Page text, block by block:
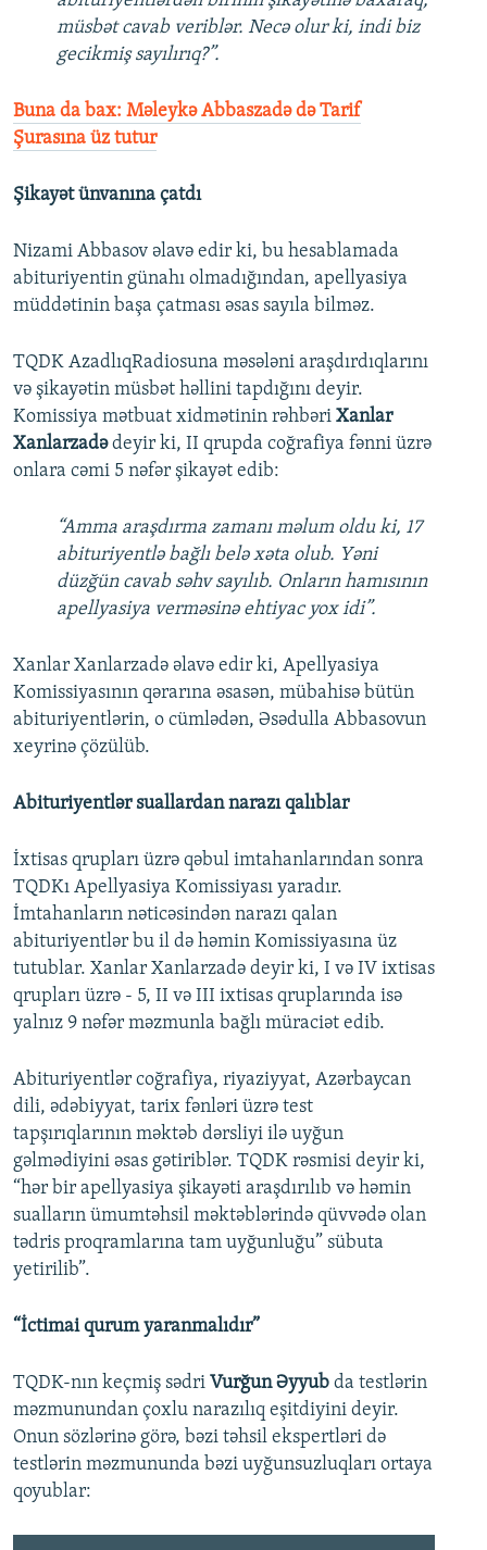
müsbət cavab veriblər. Necə olur ki, indi biz
gecikmiş sayılırıq?”.
Buna da bax: Məleykə Abbaszadə də Tarif
Şurasına üz tutur
Şikayət ünvanına çatdı
Nizami Abbasov əlavə edir ki, bu hesablamada
abituriyentin günahı olmadığından, apellyasiya
müddətinin başa çatması əsas sayıla bilməz.
TQDK AzadlıqRadiosuna məsələni araşdırdıqlarını
və şikayətin müsbət həllini tapdığını deyir.
Komissiya mətbuat xidmətinin rəhbəri Xanlar
Xanlarzadədeyir ki, II qrupda coğrafiya fənni üzrə
onlara cəmi 5 nəfər şikayət edib:
“Amma araşdırma zamanı məlum oldu ki, 17
abituriyentlə bağlı belə xəta olub. Yəni
düzğün cavab səhv sayılıb. Onların hamısının
apellyasiya verməsinə ehtiyac yox idi”.
Xanlar Xanlarzadə əlavə edir ki, Apellyasiya
Komissiyasının qərarına əsasən, mübahisə bütün
abituriyentlərin, o cümlədən, Əsədulla Abbasovun
xeyrinə çözülüb.
Abituriyentlər suallardan narazı qalıblar
İxtisas qrupları üzrə qəbul imtahanlarından sonra
TQDKı Apellyasiya Komissiyası yaradır.
İmtahanların nəticəsindən narazı qalan
abituriyentlər bu il də həmin Komissiyasına üz
tutublar. Xanlar Xanlarzadə deyir ki, I və IV ixtisas
qrupları üzrə - 5, II və III ixtisas qruplarında isə
yalnız 9 nəfər məzmunla bağlı müraciət edib.
Abituriyentlər coğrafiya, riyaziyyat, Azərbaycan
dili, ədəbiyyat, tarix fənləri üzrə test
tapşırıqlarının məktəb dərsliyi ilə uyğun
gəlmədiyini əsas gətiriblər. TQDK rəsmisi deyir ki,
“hər bir apellyasiya şikayəti araşdırılıb və həmin
sualların ümumtəhsil məktəblərində qüvvədə olan
tədris proqramlarına tam uyğunluğu” sübuta
yetirilib”.
“İctimai qurum yaranmalıdır”
TQDK-nın keçmiş sədri Vurğun Əyyub da testlərin
məzmunundan çoxlu narazılıq eşitdiyini deyir.
Onun sözlərinə görə, bəzi təhsil ekspertləri də
testlərin məzmununda bəzi uyğunsuzluqları ortaya
qoyublar: